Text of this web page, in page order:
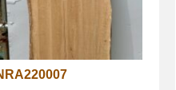
NRA220007